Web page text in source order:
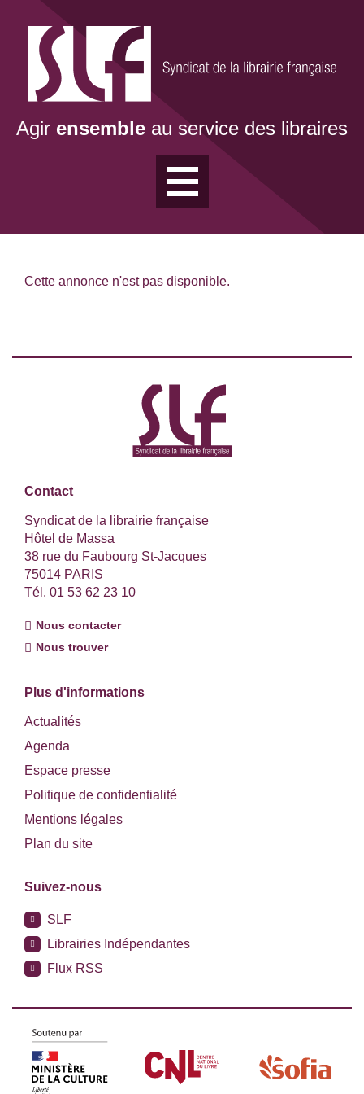
contenu
principal
Agir ensemble au service des libraires
Cette annonce n'est pas disponible.
Contact
Syndicat de la librairie française
Hôtel de Massa
38 rue du Faubourg St-Jacques
75014 PARIS
Tél. 01 53 62 23 10
Nous contacter
Nous trouver
Plus d'informations
Actualités
Agenda
Espace presse
Politique de confidentialité
Mentions légales
Plan du site
Suivez-nous
SLF
Librairies Indépendantes
Flux RSS